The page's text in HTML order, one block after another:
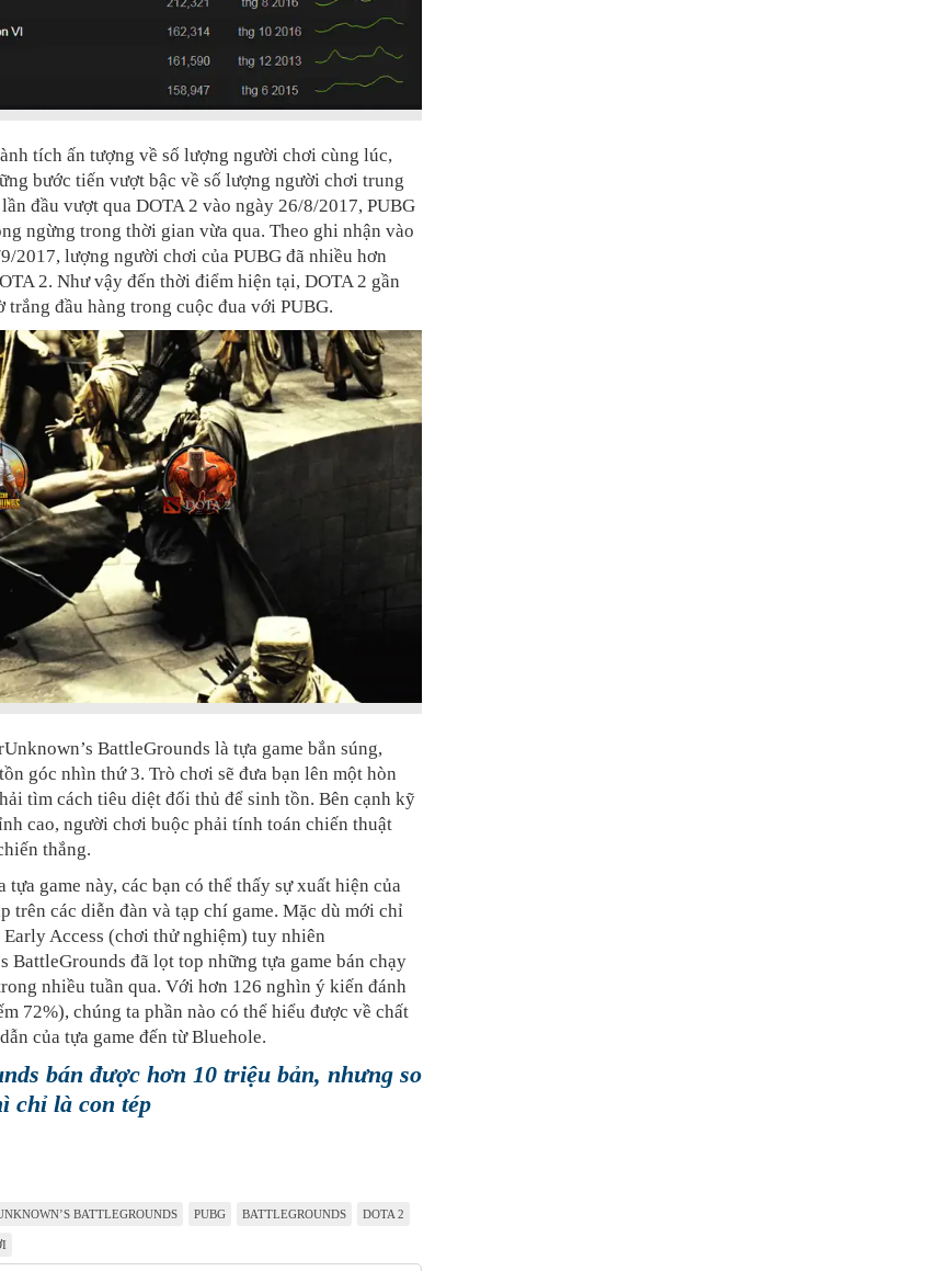
tích ấn tượng về số lượng người chơi cùng lúc,
bước tiến vượt bậc về số lượng người chơi trung
đầu vượt qua DOTA 2 vào ngày 26/8/2017, PUBG
ngừng trong thời gian vừa qua. Theo ghi nhận vào
2017, lượng người chơi của PUBG đã nhiều hơn
2. Như vậy đến thời điểm hiện tại, DOTA 2 gần
trắng đầu hàng trong cuộc đua với PUBG.
BattleGrounds là tựa game bắn súng,
góc nhìn thứ 3. Trò chơi sẽ đưa bạn lên một hòn
tìm cách tiêu diệt đối thủ để sinh tồn. Bên cạnh kỹ
cao, người chơi buộc phải tính toán chiến thuật
thắng.
tựa game này, các bạn có thể thấy sự xuất hiện của
trên các diễn đàn và tạp chí game. Mặc dù mới chỉ
Access (chơi thử nghiệm) tuy nhiên
BattleGrounds đã lọt top những tựa game bán chạy
nhiều tuần qua. Với hơn 126 nghìn ý kiến đánh
72%), chúng ta phần nào có thể hiểu được về chất
của tựa game đến từ Bluehole.
bán được hơn 10 triệu bản, nhưng so
chỉ là con tép
BATTLEGROUNDS PUBG BATTLEGROUNDS DOTA 2